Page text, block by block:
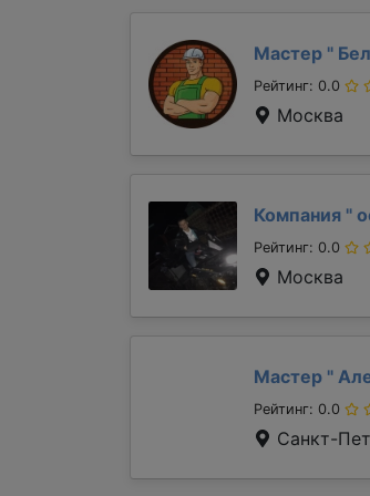
Мастер "
Рейтинг: 0.0
Москва
Компания "
Рейтинг: 0.0
Москва
Мастер "
Рейтинг: 0.0
Санкт-